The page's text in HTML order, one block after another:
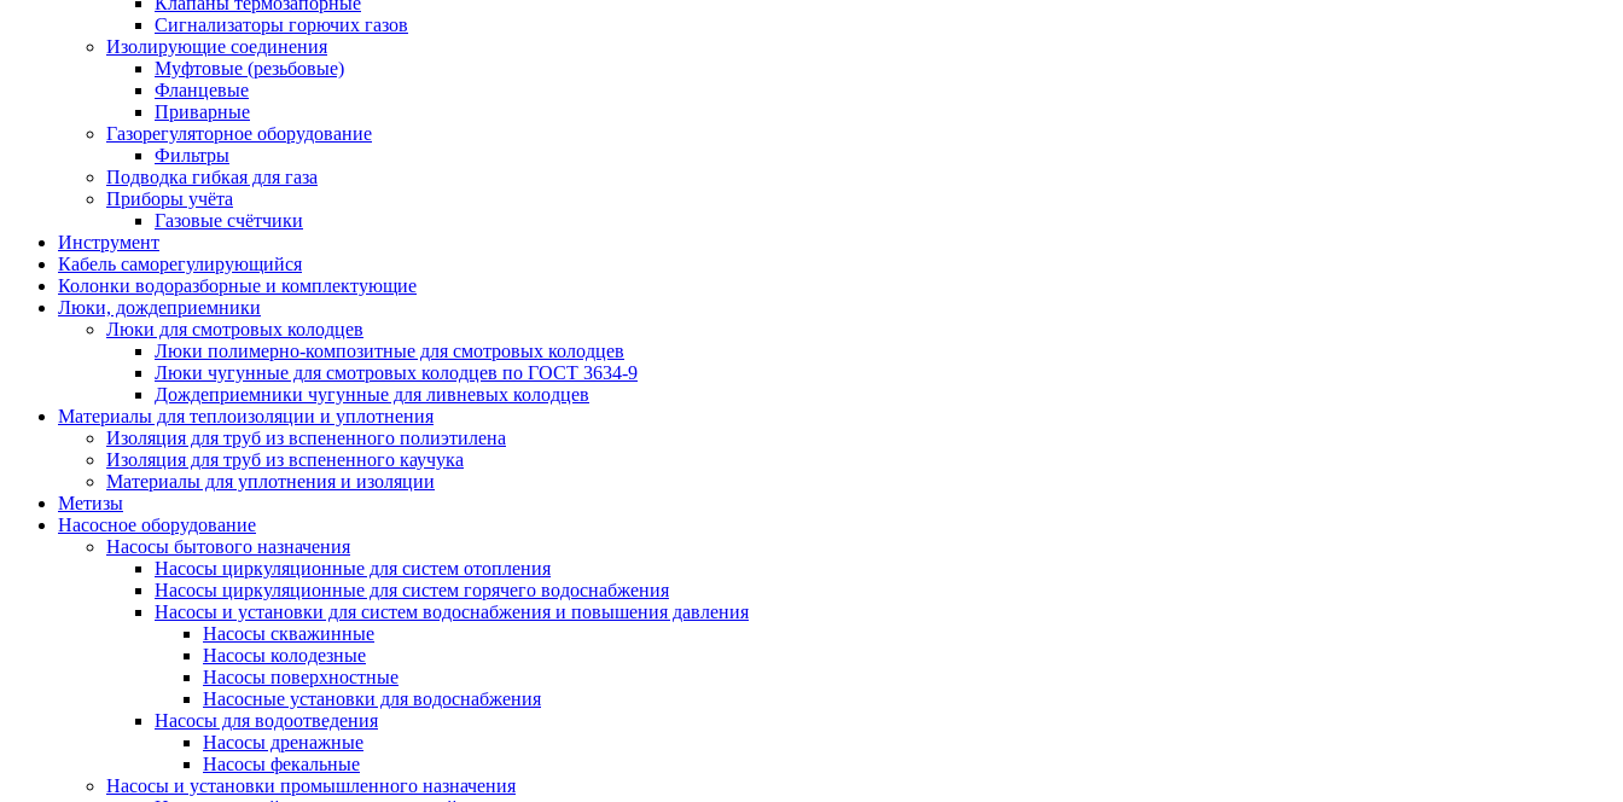
Сигнализаторы горючих газов
Изолирующие соединения
Муфтовые (резьбовые)
Фланцевые
Приварные
Газорегуляторное оборудование
Фильтры
Подводка гибкая для газа
Приборы учёта
Газовые счётчики
Инструмент
Кабель саморегулирующийся
Колонки водоразборные и комплектующие
Люки, дождеприемники
Люки для смотровых колодцев
Люки полимерно-композитные для смотровых колодцев
Люки чугунные для смотровых колодцев по ГОСТ 3634-9
Дождеприемники чугунные для ливневых колодцев
Материалы для теплоизоляции и уплотнения
Изоляция для труб из вспененного полиэтилена
Изоляция для труб из вспененного каучука
Материалы для уплотнения и изоляции
Метизы
Насосное оборудование
Насосы бытового назначения
Насосы циркуляционные для систем отопления
Насосы циркуляционные для систем горячего водоснабжения
Насосы и установки для систем водоснабжения и повышения давления
Насосы скважинные
Насосы колодезные
Насосы поверхностные
Насосные установки для водоснабжения
Насосы для водоотведения
Насосы дренажные
Насосы фекальные
Насосы и установки промышленного назначения